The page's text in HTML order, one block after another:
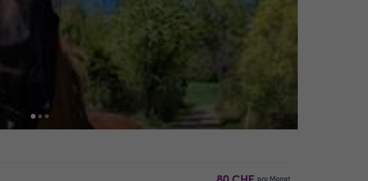
pro Monat